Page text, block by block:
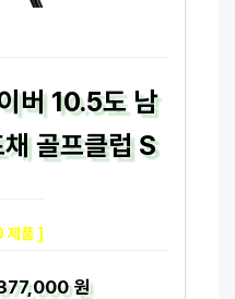
버 10.5도 남
골프클럽 S
제품 ]
원